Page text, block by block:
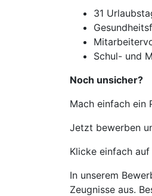
31
Schul- und
Noch unsicher?
Mach einfach ein
Jetzt bewerben
Klicke einfach auf
In unserem
Zeugnisse aus.